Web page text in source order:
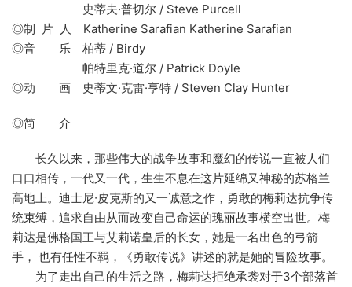
史蒂夫·普切尔 / Steve Purcell
◎制 片 人 Katherine Sarafian Katherine Sarafian
◎音 乐 柏蒂 / Birdy
帕特里克·道尔 / Patrick Doyle
◎动 画 史蒂文·克雷·亨特 / Steven Clay Hunter
◎简 介
长久以来，那些伟大的战争故事和魔幻的传说一直被人们
口口相传，一代又一代，生生不息在这片延绵又神秘的苏格兰
高地上。迪士尼∙皮克斯的又一诚意之作，勇敢的梅莉达抗争传
统束缚，追求自由从而改变自己命运的瑰丽故事横空出世。梅
莉达是佛格国王与艾莉诺皇后的长女，她是一名出色的弓箭
手， 也有任性不羁，《勇敢传说》讲述的就是她的冒险故事。
为了走出自己的生活之路，梅莉达拒绝承袭对于3个部落首